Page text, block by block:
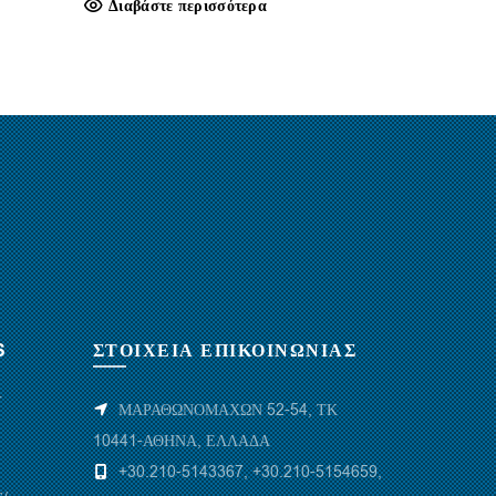
Διαβάστε περισσότερα
ΣΤΟΙΧΕΙΑ ΕΠΙΚΟΙΝΩΝΙΑΣ
ΜΑΡΑΘΩΝΟΜΑΧΩΝ 52-54, ΤΚ
10441-ΑΘΗΝΑ, ΕΛΛΑΔΑ
+30.210-5143367,+30.210-5154659,